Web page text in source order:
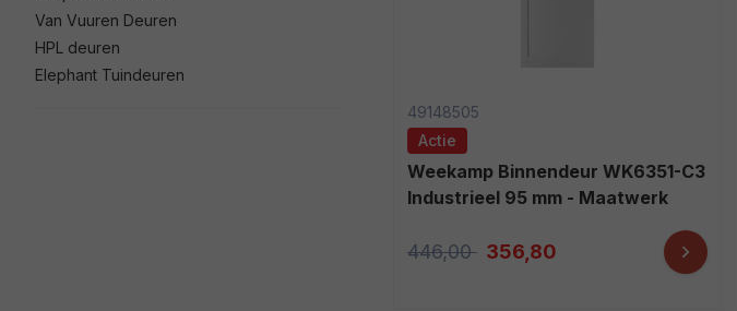
Van Vuuren Deuren
HPL deuren
Elephant Tuindeuren
49148505
Actie
Weekamp Binnendeur WK6351-C3
Industrieel 95 mm - Maatwerk
446,00 356,80